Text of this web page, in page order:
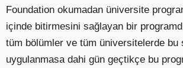
Foundation okumadan üniversite
içinde bitirmesini sağlayan bir
tüm bölümler ve tüm üniversitelerde bu
uygulanmasa dahi gün geçtikçe bu